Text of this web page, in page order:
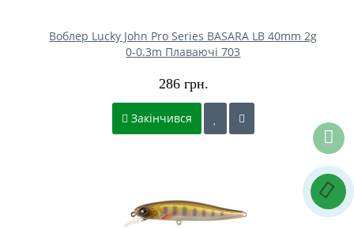
Воблер Lucky John Pro Series BASARA LB 40mm 2g
0-0.3m Плаваючі 703
286 грн.
Закінчився